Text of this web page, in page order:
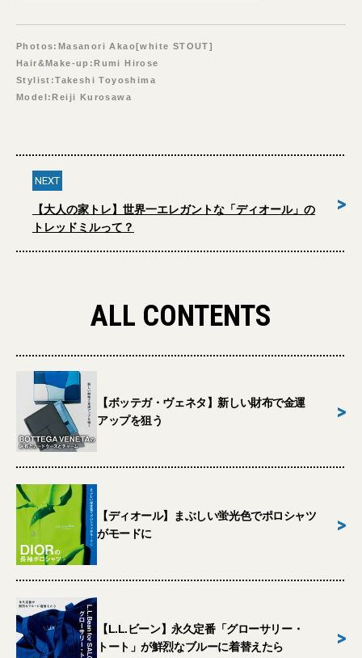
Photos:Masanori Akao[white STOUT]
Hair&Make-up:Rumi Hirose
Stylist:Takeshi Toyoshima
Model:Reiji Kurosawa
NEXT
【大人の家トレ】世界一エレガントな「ディオール」の
トレッドミルって？
>
ALL CONTENTS
【ボッテガ・ヴェネタ】新しい財布で金運
アップを狙う
>
【ディオール】まぶしい蛍光色でポロシャツ
がモードに
>
【L.L.ビーン】永久定番「グローサリー・
トート」が鮮烈なブルーに着替えたら
>